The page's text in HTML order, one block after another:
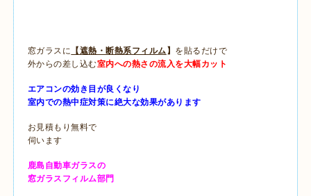
窓ガラスに 【遮熱・断熱系フィルム】 を貼るだけで
外からの差し込む室内への熱さの流入を大幅カット
エアコンの効き目が良くなり
室内での熱中症対策に絶大な効果があります
お見積もり無料で
伺います
鹿島自動車ガラスの
窓ガラスフィルム部門